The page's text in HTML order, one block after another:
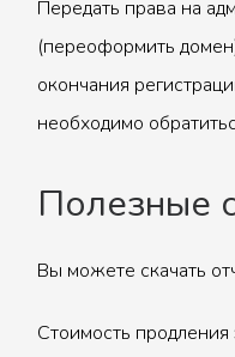
Передать права на
(переоформить
окончания
необходимо
Полезные
Вы можете скачать
Стоимость продления